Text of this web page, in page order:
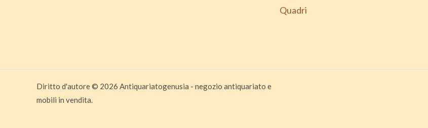
Quadri
Diritto d'autore © 2026 Antiquariatogenusia - negozio antiquariato e
mobili in vendita.